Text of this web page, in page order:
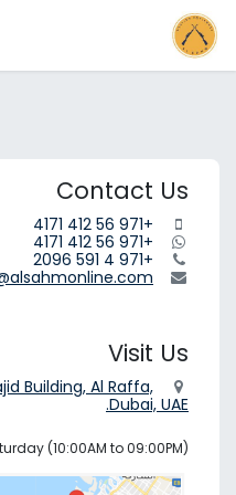
تخطي للذهاب إلى المحتوى
Contact Us
+971 56 412 4171
+971 56 412 4171
+971 4 591 2096
Visit Us
Building, Al Raffa,
Dubai, UAE.
(10:00AM to 09:00PM)